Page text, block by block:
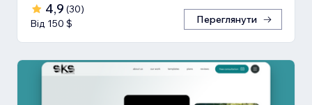
4,9 (30)
Від 150 $
Переглянути